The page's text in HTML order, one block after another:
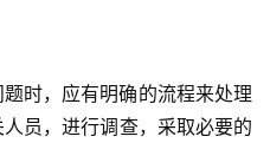
时，应有明确的流程来处理
员，进行调查，采取必要的